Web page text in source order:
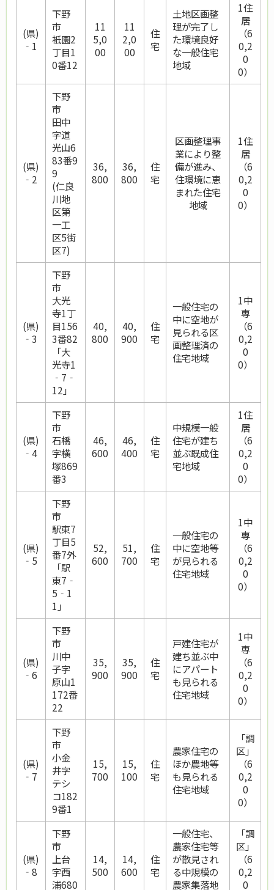
(県)
‐1
下野
市
衹園2
丁目1
0番12
11
5,0
00
11
2,0
00
住
宅
土地区画整
理が完了し
た環境良好
な一般住宅
地域
1住
居
（6
0,2
0
0）
(県)
‐2
下野
市
田中
字道
光山6
83番9
9
(仁良
川地
区第
一工
区5街
区7)
36,
800
36,
800
住
宅
区画整理事
業により整
備が進み、
住環境に恵
まれた住宅
地域
1住
居
（6
0,2
0
0）
(県)
‐3
下野
市
大光
寺1丁
目156
3番82
「大
光寺1
‐7‐
12」
40,
800
40,
900
住
宅
一般住宅の
中に空地が
見られる区
画整理済の
住宅地域
1中
専
（6
0,2
0
0）
(県)
‐4
下野
市
石橋
字横
塚869
番3
46,
600
46,
400
住
宅
中規模一般
住宅が建ち
並ぶ既成住
宅地域
1住
居
（6
0,2
0
0）
(県)
‐5
下野
市
駅東7
丁目5
番7外
「駅
東7‐
5‐1
1」
52,
600
51,
700
住
宅
一般住宅の
中に空地等
が見られる
住宅地域
1中
専
（6
0,2
0
0）
(県)
‐6
下野
市
川中
子字
原山1
172番
22
35,
900
35,
900
住
宅
戸建住宅が
建ち並ぶ中
にアパート
も見られる
住宅地域
1中
専
（6
0,2
0
0）
(県)
‐7
下野
市
小金
井字
テシ
コ182
9番1
15,
700
15,
100
住
宅
農家住宅の
ほか農地等
も見られる
住宅地域
「調
区」
（6
0,2
0
0）
(県)
‐8
下野
市
上台
字西
浦680
14,
500
14,
600
住
宅
一般住宅、
農家住宅等
が散見され
る中規模の
農家集落地
「調
区」
（6
0,2
0